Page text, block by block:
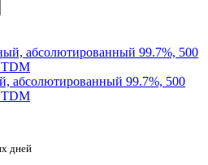
абсолютированный 99.7%, 500
TDM
дней